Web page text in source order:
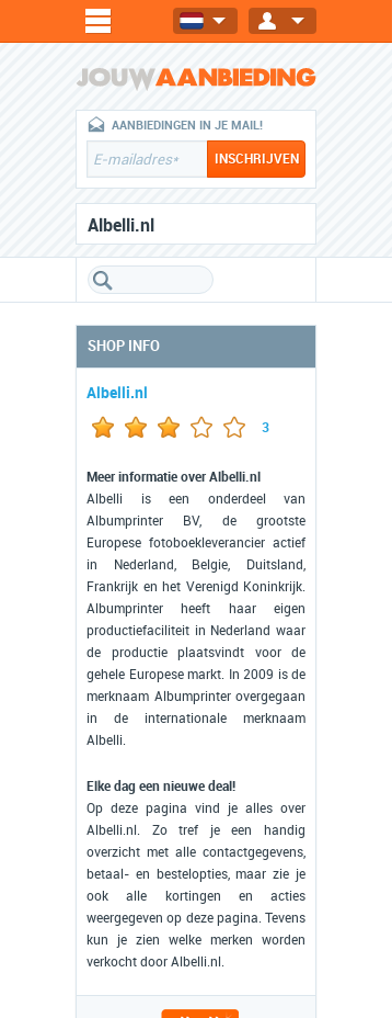
AANBIEDINGEN IN JE MAIL!
Albelli.nl
SHOP INFO
Albelli.nl
3
Meer informatie over Albelli.nl
Albelli is een onderdeel van
Albumprinter BV, de grootste
Europese fotoboekleverancier actief
in Nederland, Belgie, Duitsland,
Frankrijk en het Verenigd Koninkrijk.
Albumprinter heeft haar eigen
productiefaciliteit in Nederland waar
de productie plaatsvindt voor de
gehele Europese markt. In 2009 is de
merknaam Albumprinter overgegaan
in de internationale merknaam
Albelli.
Elke dag een nieuwe deal!
Op deze pagina vind je alles over
Albelli.nl. Zo tref je een handig
overzicht met alle contactgegevens,
betaal- en bestelopties, maar zie je
ook alle kortingen en acties
weergegeven op deze pagina. Tevens
kun je zien welke merken worden
verkocht door Albelli.nl.